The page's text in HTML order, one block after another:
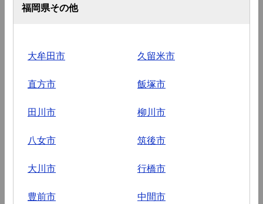
福岡県その他
大牟田市 久留米市
直方市 飯塚市
田川市 柳川市
八女市 筑後市
大川市 行橋市
豊前市 中間市